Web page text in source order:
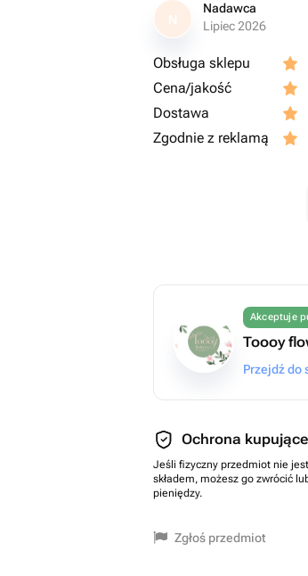
N
Nadawca
Lipiec 2026
Obsługa sklepu
Cena/jakość
Dostawa
Zgodnie z reklamą
Akceptuje
Toooy
Przejdź do
Ochrona
Jeśli fizyczny przedmiot nie
składem, możesz go zwrócić
pieniędzy.
Zgłoś przedmiot